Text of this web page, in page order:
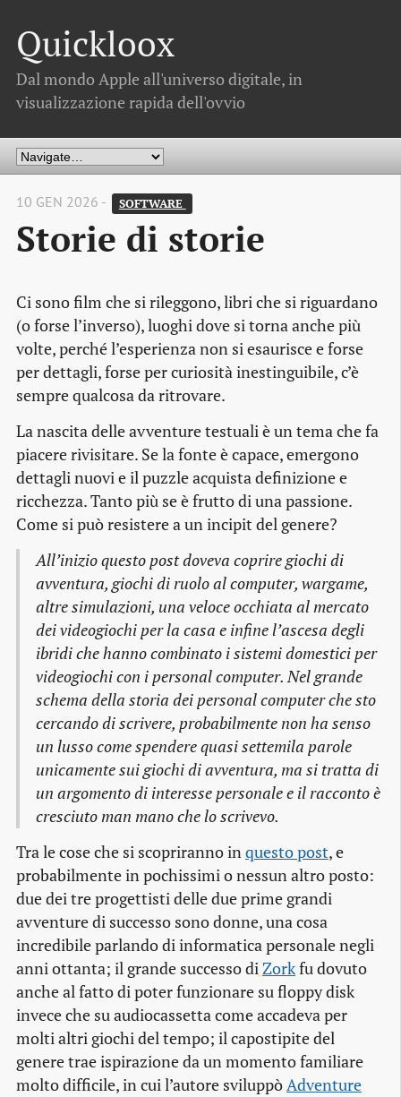
Quickloox
Dal mondo Apple all'universo digitale, in
visualizzazione rapida dell'ovvio
10 GEN 2026 - SOFTWARE
Storie di storie
Ci sono film che si rileggono, libri che si riguardano
(o forse l’inverso), luoghi dove si torna anche più
volte, perché l’esperienza non si esaurisce e forse
per dettagli, forse per curiosità inestinguibile, c’è
sempre qualcosa da ritrovare.
La nascita delle avventure testuali è un tema che fa
piacere rivisitare. Se la fonte è capace, emergono
dettagli nuovi e il puzzle acquista definizione e
ricchezza. Tanto più se è frutto di una passione.
Come si può resistere a un incipit del genere?
All’inizio questo post doveva coprire giochi di
avventura, giochi di ruolo al computer, wargame,
altre simulazioni, una veloce occhiata al mercato
dei videogiochi per la casa e infine l’ascesa degli
ibridi che hanno combinato i sistemi domestici per
videogiochi con i personal computer. Nel grande
schema della storia dei personal computer che sto
cercando di scrivere, probabilmente non ha senso
un lusso come spendere quasi settemila parole
unicamente sui giochi di avventura, ma si tratta di
un argomento di interesse personale e il racconto è
cresciuto man mano che lo scrivevo.
Tra le cose che si scopriranno inquesto post, e
probabilmente in pochissimi o nessun altro posto:
due dei tre progettisti delle due prime grandi
avventure di successo sono donne, una cosa
incredibile parlando di informatica personale negli
anni ottanta; il grande successo diZorkfu dovuto
anche al fatto di poter funzionare su floppy disk
invece che su audiocassetta come accadeva per
molti altri giochi del tempo; il capostipite del
genere trae ispirazione da un momento familiare
molto difficile, in cui l’autore sviluppòAdventure